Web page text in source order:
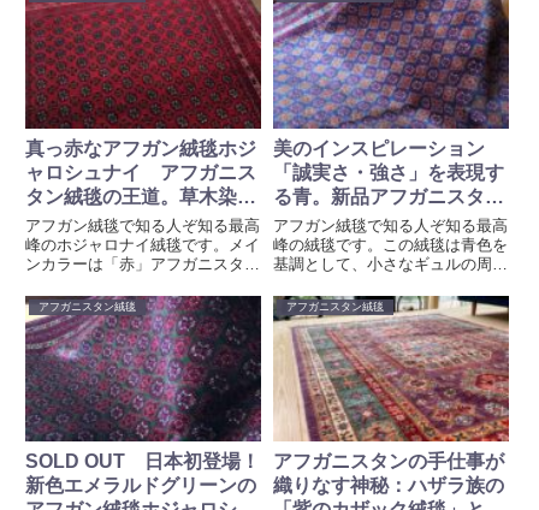
ザインの特徴は、トルクメンのラ
グとは違って、細かく繰り返され
るギュルのデザインです。
真っ赤なアフガン絨毯ホジ
ャロシュナイ アフガニス
タン絨毯の王道。草木染
め、手織り。sk010
アフガン絨毯で知る人ぞ知る最高
峰のホジャロナイ絨毯です。メイ
ンカラーは「赤」アフガニスタン
いると言われています。真紅の赤
から淡い赤にいたるまで、そのグ
ラデーションを使いわけ織り紡ぐ
彼らの能力は日本人には到底想像
もできません。
美のインスピレーション
「誠実さ・強さ」を表現す
る青。新品アフガニスタン
絨毯青のホジャロシュナイ
手織り草木染めSK007
アフガン絨毯で知る人ぞ知る最高
峰の絨毯です。この絨毯は青色を
基調として、小さなギュルの周り
す。他のホジャロナイと同様にこ
の絨毯を織るには相当の忍耐と織
りの熟練技が必要です
アフガニスタン絨毯
SOLD OUT 日本初登場！
新色エメラルドグリーンの
アフガニスタン絨毯
アフガニスタンの手仕事が
織りなす神秘：ハザラ族の